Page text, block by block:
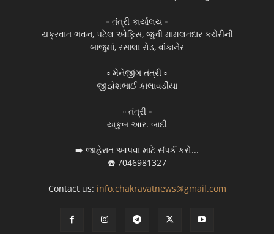
▫️ તંત્રી કાર્યાલય ▫️
ચક્રવાત ભવન, પટેલ ઓફિસ, જુની મામલતદાર કચેરીની
બાજુમાં, રસાલા રોડ, વાંકાનેર
▫️ મેનેજીંગ તંત્રી ▫️
જીજ્ઞેશભાઈ કાલાવડીયા
▫️ તંત્રી ▫️
યાકુબ આર. બાદી
➡️ જાહેરાત આપવા માટે સંપર્ક કરો...
☎️ 7046981327
Contact us: info.chakravatnews@gmail.com